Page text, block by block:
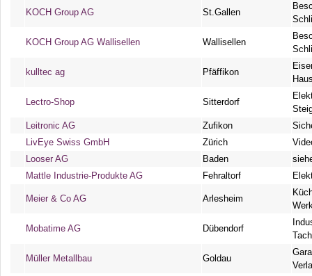
KOCH Group AG St.Gallen
KOCH Group AG Wallisellen Wallisellen
kulltec ag Pfäffikon
Lectro-Shop Sitterdorf
Leitronic AG
Zufikon
LivEye Swiss GmbH
Zürich
Looser AG
Baden
Mattle Industrie-Produkte AG
Fehraltorf
Meier & Co AG Arlesheim
Mobatime AG Dübendorf
Müller Metallbau Goldau